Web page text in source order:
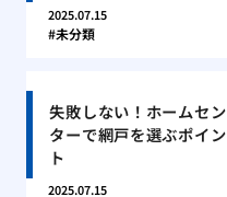
2025.07.15
未分類
失敗しない！ホームセン
ターで網戸を選ぶポイン
ト
2025.07.15